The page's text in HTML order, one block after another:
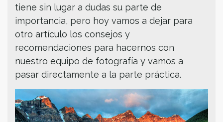
tiene sin lugar a dudas su parte de
importancia, pero hoy vamos a dejar para
otro artículo los consejos y
recomendaciones para hacernos con
nuestro equipo de fotografía y vamos a
pasar directamente a la parte práctica.